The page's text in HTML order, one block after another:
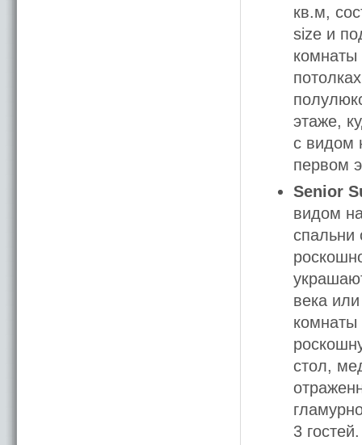
кв.м,
size и
этаже,
с видом
первом
Senior
видом
спальни
века
стол,
3 гостей.